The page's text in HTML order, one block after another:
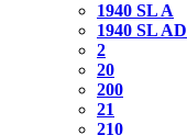
1940 SL A
1940 SL AD
2
20
200
21
210